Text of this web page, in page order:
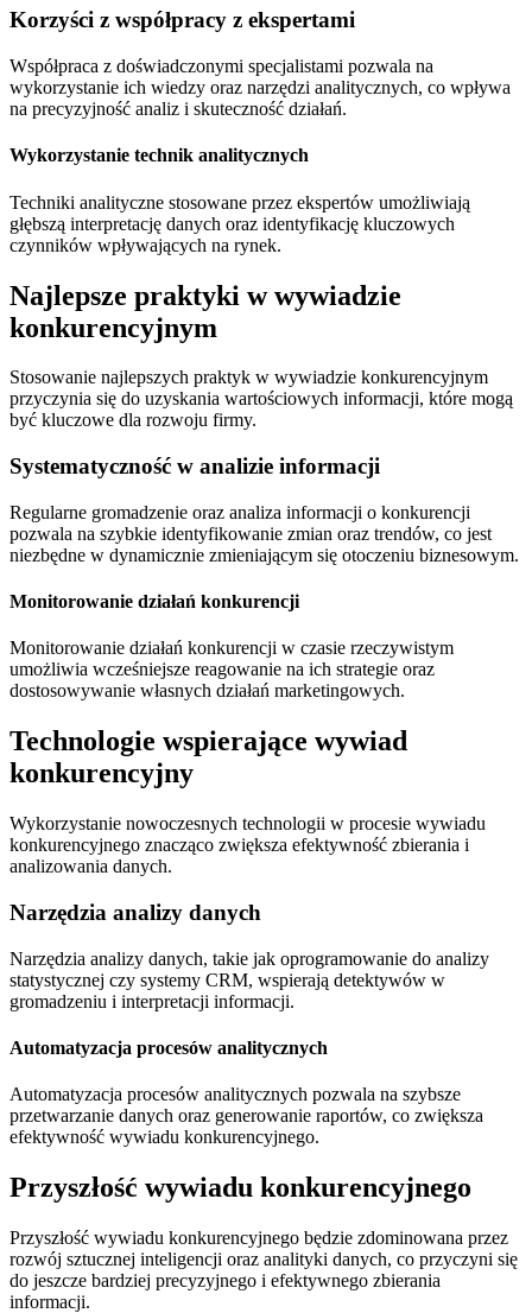
Korzyści z współpracy z ekspertami
Współpraca z doświadczonymi specjalistami pozwala na
wykorzystanie ich wiedzy oraz narzędzi analitycznych, co wpływa
na precyzyjność analiz i skuteczność działań.
Wykorzystanie technik analitycznych
Techniki analityczne stosowane przez ekspertów umożliwiają
głębszą interpretację danych oraz identyfikację kluczowych
czynników wpływających na rynek.
Najlepsze praktyki w wywiadzie
konkurencyjnym
Stosowanie najlepszych praktyk w wywiadzie konkurencyjnym
przyczynia się do uzyskania wartościowych informacji, które mogą
być kluczowe dla rozwoju firmy.
Systematyczność w analizie informacji
Regularne gromadzenie oraz analiza informacji o konkurencji
pozwala na szybkie identyfikowanie zmian oraz trendów, co jest
niezbędne w dynamicznie zmieniającym się otoczeniu biznesowym.
Monitorowanie działań konkurencji
Monitorowanie działań konkurencji w czasie rzeczywistym
umożliwia wcześniejsze reagowanie na ich strategie oraz
dostosowywanie własnych działań marketingowych.
Technologie wspierające wywiad
konkurencyjny
Wykorzystanie nowoczesnych technologii w procesie wywiadu
konkurencyjnego znacząco zwiększa efektywność zbierania i
analizowania danych.
Narzędzia analizy danych
Narzędzia analizy danych, takie jak oprogramowanie do analizy
statystycznej czy systemy CRM, wspierają detektywów w
gromadzeniu i interpretacji informacji.
Automatyzacja procesów analitycznych
Automatyzacja procesów analitycznych pozwala na szybsze
przetwarzanie danych oraz generowanie raportów, co zwiększa
efektywność wywiadu konkurencyjnego.
Przyszłość wywiadu konkurencyjnego
Przyszłość wywiadu konkurencyjnego będzie zdominowana przez
rozwój sztucznej inteligencji oraz analityki danych, co przyczyni się
do jeszcze bardziej precyzyjnego i efektywnego zbierania
informacji.